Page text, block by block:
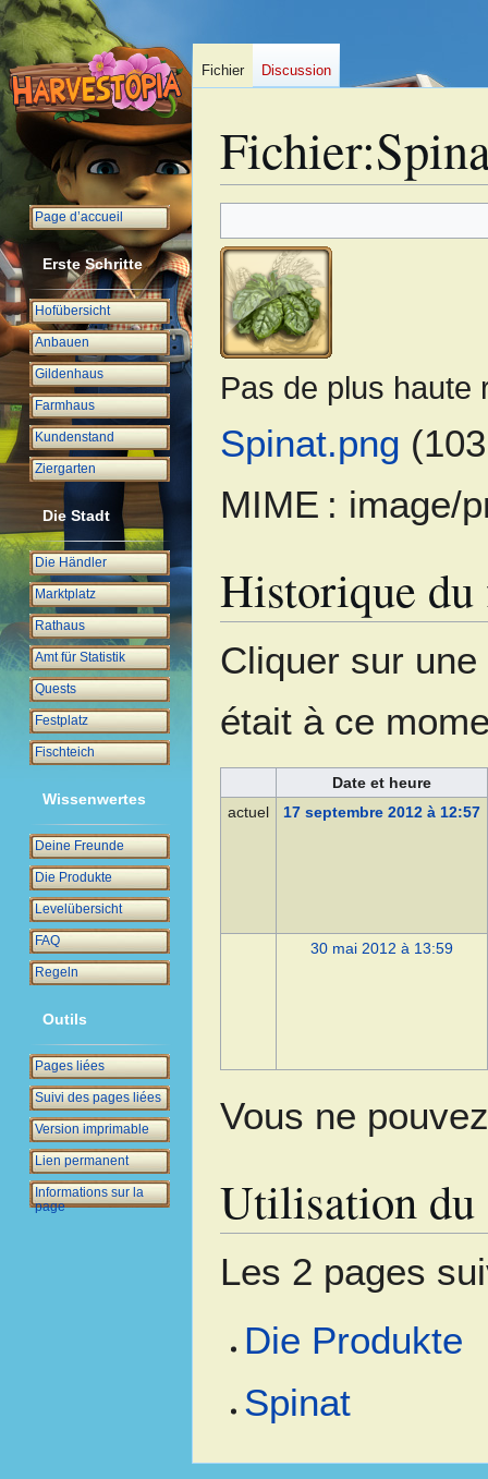
Fichier:
à
la
navigation
à
la
recherche
Pas de plus haute
Spinat.png
MIME : image/
Historique
Cliquer sur
était à ce
Date et heure
actuel
17 septembre 2012 à 12:57
30 mai 2012 à 13:59
Vous ne
Utilisation
Les 2 pages
Die Produkte
Spinat
Fichier Discussion
Page d’accueil
Erste Schritte
Hofübersicht
Anbauen
Gildenhaus
Farmhaus
Kundenstand
Ziergarten
Die Stadt
Die Händler
Marktplatz
Rathaus
Amt für Statistik
Quests
Festplatz
Fischteich
Wissenwertes
Deine Freunde
Die Produkte
Levelübersicht
FAQ
Regeln
Outils
Pages liées
Suivi des pages liées
Version imprimable
Lien permanent
Informations sur la
page